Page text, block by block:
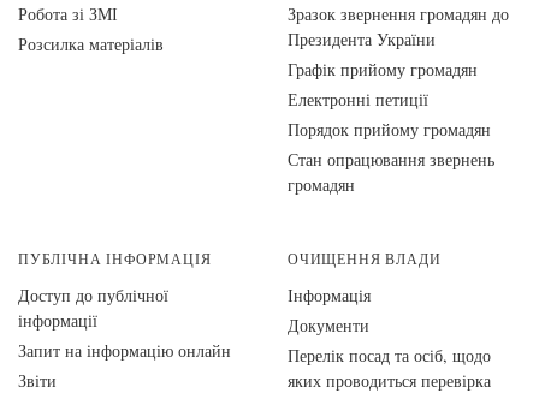
Робота зі ЗМІ
Розсилка матеріалів
Зразок звернення громадян до
Президента України
Графік прийому громадян
Електронні петиції
Порядок прийому громадян
Стан опрацювання звернень
громадян
ПУБЛІЧНА ІНФОРМАЦІЯ
Доступ до публічної
інформації
Запит на інформацію онлайн
Звіти
ОЧИЩЕННЯ ВЛАДИ
Інформація
Документи
Перелік посад та осіб, щодо
яких проводиться перевірка